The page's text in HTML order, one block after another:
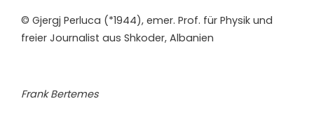
© Gjergj Perluca (*1944), emer. Prof. für Physik und
freier Journalist aus Shkoder, Albanien
Frank Bertemes